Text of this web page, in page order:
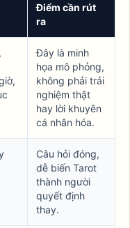
Điểm cần rút
ra
Đây là minh
họa mô phỏng,
không phải trải
nghiệm thật
hay lời khuyên
cá nhân hóa.
Câu hỏi đóng,
dễ biến Tarot
thành người
quyết định
thay.